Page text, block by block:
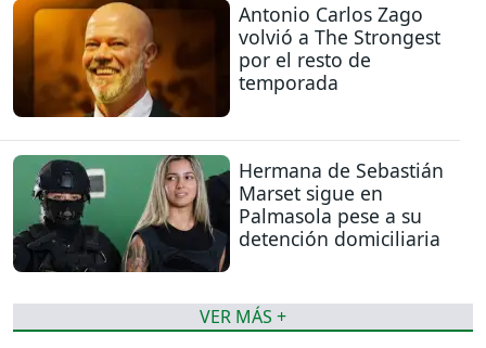
Antonio Carlos Zago
volvió a The Strongest
por el resto de
temporada
Hermana de Sebastián
Marset sigue en
Palmasola pese a su
detención domiciliaria
VER MÁS +